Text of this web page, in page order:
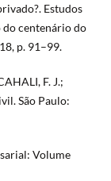
Estudos
do centenário do
p. 91–99.
F. J.;
São Paulo:
Volume